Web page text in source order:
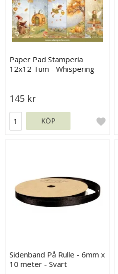
Paper Pad Stamperia
12x12 Tum - Whispering
145 kr
KÖP
Sidenband På Rulle - 6mm x
10 meter - Svart